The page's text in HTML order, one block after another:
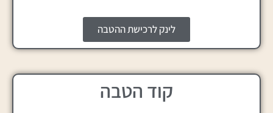
קוד הטבה
לינק לרכישת ההטבה